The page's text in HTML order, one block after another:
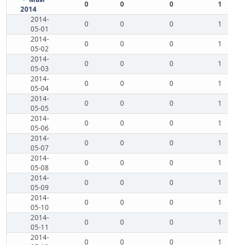
2014
0 0 0
1
2014-
05-01
0 0 0
1
2014-
05-02
0 0 0
1
2014-
05-03
0 0 0
1
2014-
05-04
0 0 0
1
2014-
05-05
0 0 0
1
2014-
05-06
0 0 0
1
2014-
05-07
0 0 0
1
2014-
05-08
0 0 0
1
2014-
05-09
0 0 0
1
2014-
05-10
0 0 0
1
2014-
05-11
0 0 0
1
2014-
0 0 0 1